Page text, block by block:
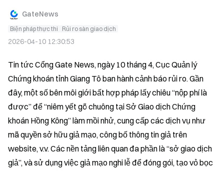
GateNews
Biện pháp thực thi Rủi ro sàn giao dịch
2026-04-10 12:30:53
Tin tức Cổng Gate News, ngày 10 tháng 4, Cục Quản lý
Chứng khoán tỉnh Giang Tô ban hành cảnh báo rủi ro. Gần
đây, một số bên môi giới bất hợp pháp lấy chiêu “nộp phí là
được” để “niêm yết gõ chuông tại Sở Giao dịch Chứng
khoán Hồng Kông” làm mồi nhử, cung cấp các dịch vụ như
mã quyền sở hữu giả mạo, công bố thông tin giả trên
website, v.v. Các nền tảng liên quan đa phần là “sở giao dịch
giả”, và sử dụng việc giả mạo nghi lễ để đóng gói, tạo vỏ bọc